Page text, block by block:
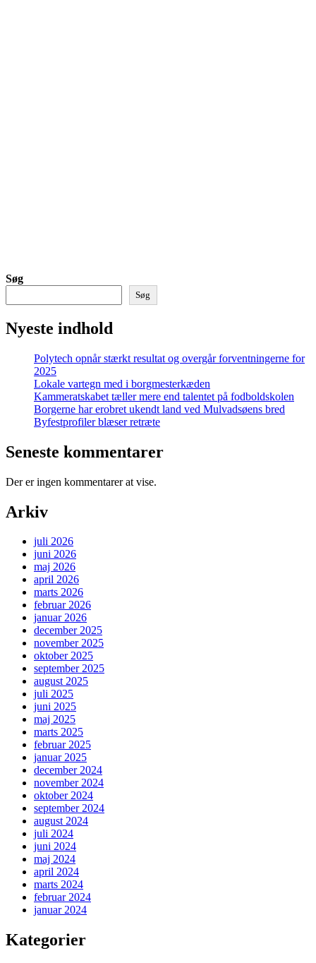
Søg
Søg
Nyeste indhold
Polytech opnår stærkt resultat og overgår forventningerne for
2025
Lokale vartegn med i borgmesterkæden
Kammeratskabet tæller mere end talentet på fodboldskolen
Borgerne har erobret ukendt land ved Mulvadsøens bred
Byfestprofiler blæser retræte
Seneste kommentarer
Der er ingen kommentarer at vise.
Arkiv
juli 2026
juni 2026
maj 2026
april 2026
marts 2026
februar 2026
januar 2026
december 2025
november 2025
oktober 2025
september 2025
august 2025
juli 2025
juni 2025
maj 2025
marts 2025
februar 2025
januar 2025
december 2024
november 2024
oktober 2024
september 2024
august 2024
juli 2024
juni 2024
maj 2024
april 2024
marts 2024
februar 2024
januar 2024
Kategorier